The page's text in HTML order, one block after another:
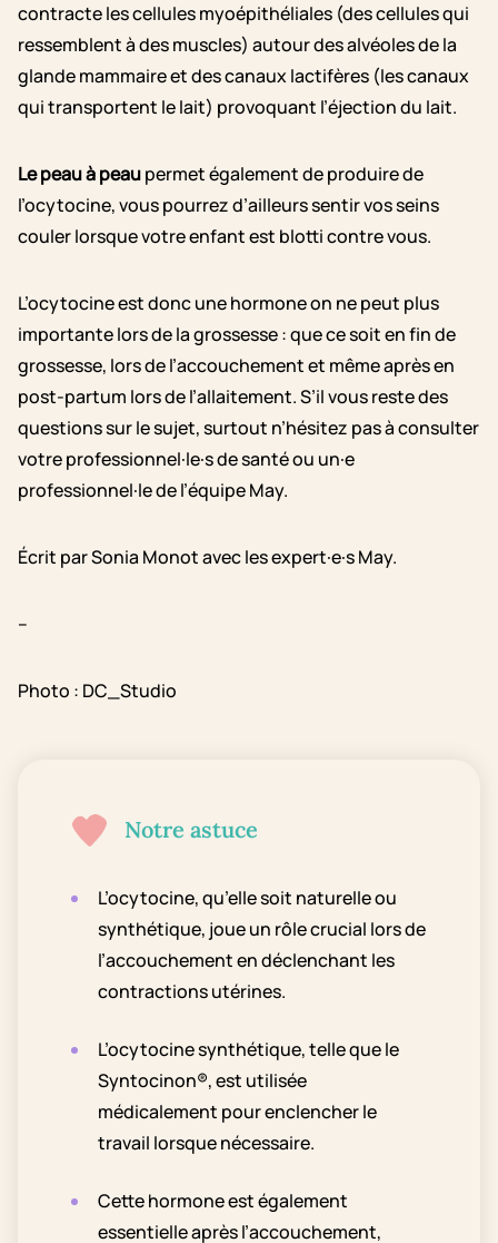
contracte les cellules myoépithéliales (des cellules qui
ressemblent à des muscles) autour des alvéoles de la
glande mammaire et des canaux lactifères (les canaux
qui transportent le lait) provoquant l’éjection du lait.
Le peau à peaupermet également de produire de
l’ocytocine, vous pourrez d’ailleurs sentir vos seins
couler lorsque votre enfant est blotti contre vous.
L’ocytocine est donc une hormone on ne peut plus
importante lors de la grossesse : que ce soit en fin de
grossesse, lors de l’accouchement et même après en
post-partum lors de l’allaitement. S’il vous reste des
questions sur le sujet, surtout n’hésitez pas à consulter
votre professionnel·le·s de santé ou un·e
professionnel·le de l’équipe May.
Écrit par Sonia Monot avec les expert·e·s May.
–
Photo : DC_Studio
Notre astuce
L’ocytocine, qu’elle soit naturelle ou
synthétique, joue un rôle crucial lors de
l’accouchement en déclenchant les
contractions utérines.
L’ocytocine synthétique, telle que le
Syntocinon®, est utilisée
médicalement pour enclencher le
travail lorsque nécessaire.
Cette hormone est également
essentielle après l’accouchement,